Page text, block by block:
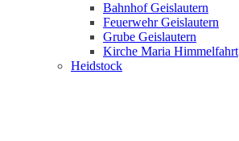
Bahnhof Geislautern
Feuerwehr Geislautern
Grube Geislautern
Kirche Maria Himmelfahrt
Heidstock